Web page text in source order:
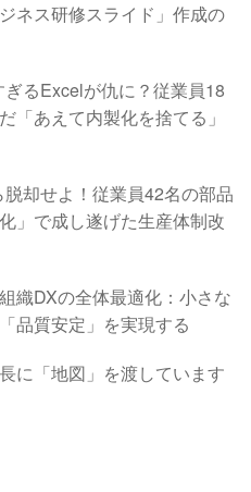
ネス研修スライド」作成の
ぎるExcelが仇に？従業員18
「あえて内製化を捨てる」
脱却せよ！従業員42名の部品
」で成し遂げた生産体制改
織DXの全体最適化：小さな
品質安定」を実現する
に「地図」を渡しています